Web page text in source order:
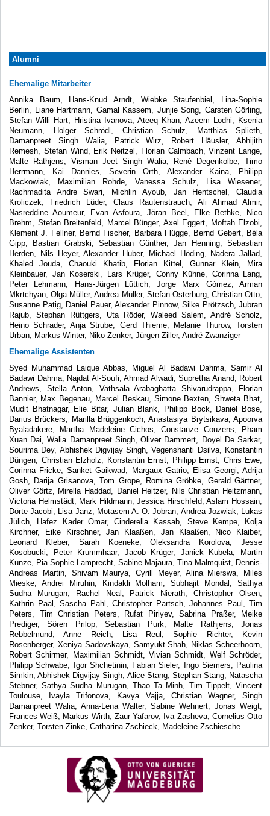
Alumni
Ehemalige Mitarbeiter
Annika Baum, Hans-Knud Arndt, Wiebke Staufenbiel, Lina-Sophie
Berlin, Liane Hartmann, Gamal Kassem, Junjie Song, Carsten Görling,
Stefan Willi Hart, Hristina Ivanova, Ateeq Khan, Azeem Lodhi, Ksenia
Neumann, Holger Schrödl, Christian Schulz, Matthias Splieth,
Damanpreet Singh Walia, Patrick Wirz, Robert Häusler, Abhijith
Remesh, Stefan Wind, Erik Neitzel, Florian Calmbach, Vinzent Lange,
Malte Rathjens, Visman Jeet Singh Walia, René Degenkolbe, Timo
Herrmann, Kai Dannies, Severin Orth, Alexander Kaina, Philipp
Mackowiak, Maximilian Rohde, Vanessa Schulz, Lisa Wiesener,
Rachmadita Andre Swari, Michlin Ayoub, Jan Hentschel, Claudia
Kroliczek, Friedrich Lüder, Claus Rautenstrauch, Ali Ahmad Almir,
Nasreddine Aoumeur, Evan Asfoura, Jöran Beel, Elke Bethke, Nico
Brehm, Stefan Breitenfeld, Marcel Bünger, Axel Eggert, Moftah Elzobi,
Klement J. Fellner, Bernd Fischer, Barbara Flügge, Bernd Gebert, Béla
Gipp, Bastian Grabski, Sebastian Günther, Jan Henning, Sebastian
Herden, Nils Heyer, Alexander Huber, Michael Höding, Nadera Jallad,
Khaled Jouda, Chaouki Khatib, Florian Kittel, Gunnar Klein, Mira
Kleinbauer, Jan Koserski, Lars Krüger, Conny Kühne, Corinna Lang,
Peter Lehmann, Hans-Jürgen Lüttich, Jorge Marx Gómez, Arman
Mkrtchyan, Olga Müller, Andrea Müller, Stefan Osterburg, Christian Otto,
Susanne Patig, Daniel Pauer, Alexander Pinnow, Silke Prötzsch, Jubran
Rajub, Stephan Rüttgers, Uta Röder, Waleed Salem, André Scholz,
Heino Schrader, Anja Strube, Gerd Thieme, Melanie Thurow, Torsten
Urban, Markus Winter, Niko Zenker, Jürgen Ziller, André Zwanziger
Ehemalige Assistenten
Syed Muhammad Laique Abbas, Miguel Al Badawi Dahma, Samir Al
Badawi Dahma, Najdat Al-Soufi, Ahmad Alwadi, Supretha Anand, Robert
Andrews, Stella Anton, Vathsala Arabaghatta Shivarudrappa, Florian
Bannier, Max Begenau, Marcel Beskau, Simone Bexten, Shweta Bhat,
Mudit Bhatnagar, Elie Bitar, Julian Blank, Philipp Bock, Daniel Bose,
Darius Brückers, Marilla Brüggenkoch, Anastasiya Brytsikava, Apoorva
Byaladakere, Martha Madeleine Cichos, Constanze Couzens, Pham
Xuan Dai, Walia Damanpreet Singh, Oliver Dammert, Doyel De Sarkar,
Sourima Dey, Abhishek Digvijay Singh, Vegenshanti Dsilva, Konstantin
Düngen, Christian Elzholz, Konstantin Ernst, Philipp Ernst, Chris Ewe,
Corinna Fricke, Sanket Gaikwad, Margaux Gatrio, Elisa Georgi, Adrija
Gosh, Darija Grisanova, Tom Grope, Romina Gröbke, Gerald Gärtner,
Oliver Görtz, Mirella Haddad, Daniel Heitzer, Nils Christian Heitzmann,
Victoria Helmstädt, Mark Hildmann, Jessica Hirschfeld, Aslam Hossain,
Dörte Jacobi, Lisa Janz, Motasem A. O. Jobran, Andrea Jozwiak, Lukas
Jülich, Hafez Kader Omar, Cinderella Kassab, Steve Kempe, Kolja
Kirchner, Eike Kirschner, Jan Klaaßen, Jan Klaaßen, Nico Klaiber,
Leonard Kleber, Sarah Koeneke, Oleksandra Korolova, Jesse
Kosobucki, Peter Krummhaar, Jacob Krüger, Janick Kubela, Martin
Kunze, Pia Sophie Lamprecht, Sabine Majaura, Tina Malmquist, Dennis-
Andreas Martin, Shivam Maurya, Cyrill Meyer, Alina Mierswa, Miles
Mieske, Andrei Miruhin, Kindakli Molham, Subhajit Mondal, Sathya
Sudha Murugan, Rachel Neal, Patrick Nierath, Christopher Olsen,
Kathrin Paal, Sascha Pahl, Christopher Partsch, Johannes Paul, Tim
Peters, Tim Christian Peters, Rufat Piriyev, Sabrina Praßer, Meike
Prediger, Sören Prilop, Sebastian Purk, Malte Rathjens, Jonas
Rebbelmund, Anne Reich, Lisa Reul, Sophie Richter, Kevin
Rosenberger, Xeniya Sadovskaya, Samyukt Shah, Niklas Scheerhoorn,
Robert Schirmer, Maximilian Schmidt, Vivian Schmidt, Welf Schröder,
Philipp Schwabe, Igor Shchetinin, Fabian Sieler, Ingo Siemers, Paulina
Simkin, Abhishek Digvijay Singh, Alice Stang, Stephan Stang, Natascha
Stebner, Sathya Sudha Murugan, Thao Ta Minh, Tim Tippelt, Vincent
Toulouse, Ivayla Trifonova, Kavya Vajja, Christian Wagner, Singh
Damanpreet Walia, Anna-Lena Walter, Sabine Wehnert, Jonas Weigt,
Frances Weiß, Markus Wirth, Zaur Yafarov, Iva Zasheva, Cornelius Otto
Zenker, Torsten Zinke, Catharina Zschieck, Madeleine Zschiesche